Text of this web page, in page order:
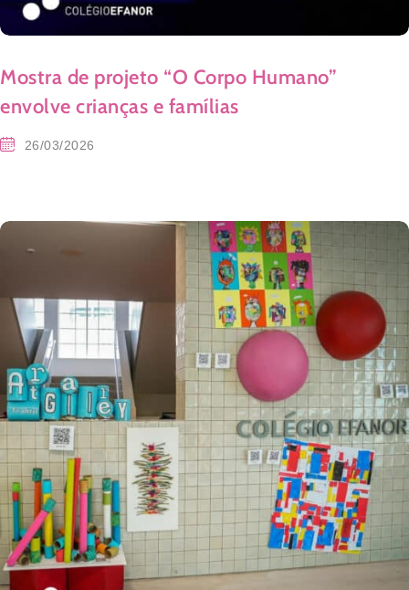
Mostra de projeto “O Corpo Humano”
envolve crianças e famílias
26/03/2026